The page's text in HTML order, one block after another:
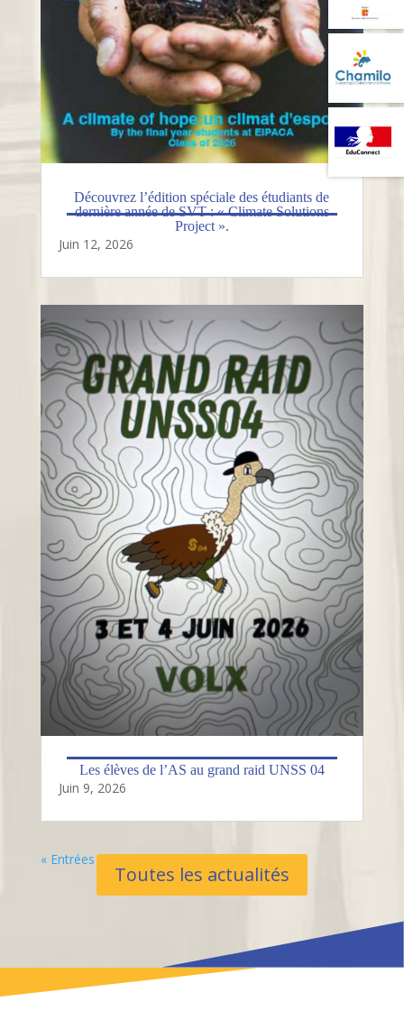
Découvrez l’édition spéciale des étudiants de
dernière année de SVT : « Climate Solutions
Project ».
Juin 12, 2026
Les élèves de l’AS au grand raid UNSS 04
Juin 9, 2026
« Entrées Plus Anciennes
Toutes les actualités